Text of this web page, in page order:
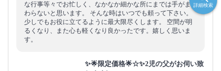
な行事等々でお忙しく、なかなか細かな所にまでは手がま
わらないと思います。 そんな時はいつでも頼って下さい。
少しでもお役に立てるように最大限尽くします。 空間が明
るくなり、また心も軽くなり良かったです。嬉しく思いま
す。
✨🌟限定価格🌟☆✨2児の父がお伺い致
詳細検索